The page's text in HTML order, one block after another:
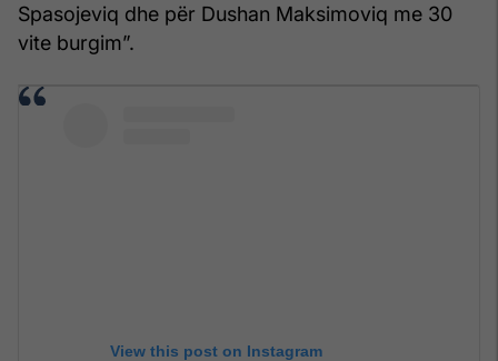
Spasojeviq dhe për Dushan Maksimoviq me 30
vite burgim”.
View this post on Instagram